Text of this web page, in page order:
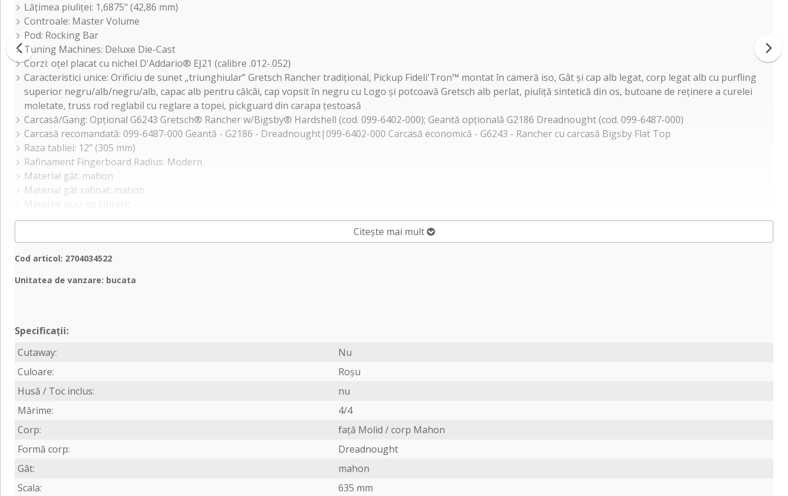
Lățimea piuliței: 1,6875" (42,86 mm)
Controale: Master Volume
Pod: Rocking Bar
Tuning Machines: Deluxe Die-Cast
Corzi: oțel placat cu nichel D'Addario® EJ21 (calibre .012-.052)
Caracteristici unice: Orificiu de sunet „triunghiular” Gretsch Rancher tradițional, Pickup Fideli'Tron™ montat în cameră iso, Gât și cap alb legat, corp legat alb cu purfling
superior negru/alb/negru/alb, capac alb pentru călcâi, cap vopsit în negru cu Logo și potcoavă Gretsch alb perlat, piuliță sintetică din os, butoane de reținere a curelei
moletate, truss rod reglabil cu reglare a topei, pickguard din carapa țestoasă
Carcasă/Gang: Opțional G6243 Gretsch® Rancher w/Bigsby® Hardshell (cod. 099-6402-000); Geantă opțională G2186 Dreadnought (cod. 099-6487-000)
Carcasă recomandată: 099-6487-000 Geantă - G2186 - Dreadnought|099-6402-000 Carcasă economică - G6243 - Rancher cu carcasă Bigsby Flat Top
Raza tabliei: 12" (305 mm)
Rafinament Fingerboard Radius: Modern
Material gât: mahon
Material gât rafinat: mahon
Citește mai mult
Cod articol: 2704034522
Unitatea de vanzare: bucata
Specificații:
Cutaway:
Nu
Culoare:
Roșu
Husă / Toc inclus:
nu
Mărime:
4/4
Corp:
față Molid / corp Mahon
Formă corp:
Dreadnought
Gât:
mahon
Scala:
635 mm